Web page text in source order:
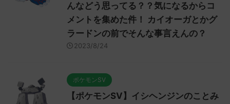
んなどう思ってる？？気になるからコ
メントを集めた件！ カイオーガとかグ
ラードンの前でそんな事言えんの？
2023/8/24
ポケモンSV
【ポケモンSV】イシヘンジンのことみ